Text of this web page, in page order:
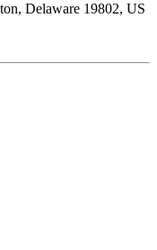
Delaware 19802, US